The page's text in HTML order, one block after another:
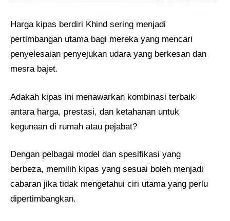
Harga kipas berdiri Khind sering menjadi
pertimbangan utama bagi mereka yang mencari
penyelesaian penyejukan udara yang berkesan dan
mesra bajet.
Adakah kipas ini menawarkan kombinasi terbaik
antara harga, prestasi, dan ketahanan untuk
kegunaan di rumah atau pejabat?
Dengan pelbagai model dan spesifikasi yang
berbeza, memilih kipas yang sesuai boleh menjadi
cabaran jika tidak mengetahui ciri utama yang perlu
dipertimbangkan.